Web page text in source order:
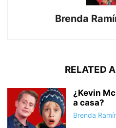
Brenda
RELATED
¿Kevin
a casa?
Brenda